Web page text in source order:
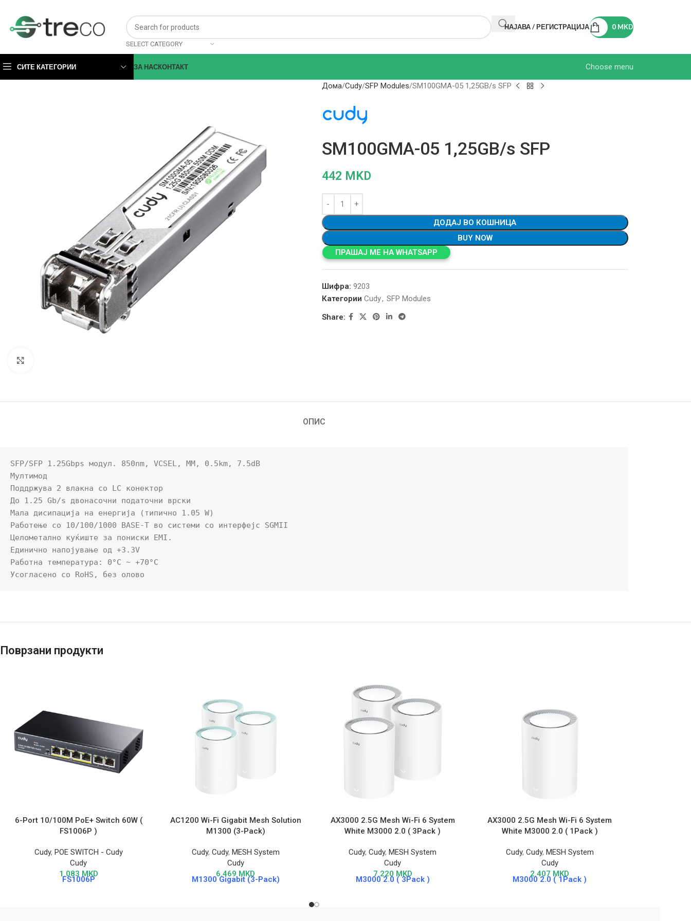
SELECT CATEGORY
НАЈАВА / РЕГИСТРАЦИЈА 0 MKD
СИТЕ КАТЕГОРИИ ЗА НАСКОНТАКТ Choose menu
Дома Cudy SFP Modules SM100GMA-05 1,25GB/s SFP
SM100GMA-05 1,25GB/s SFP
442 MKD
ДОДАЈ ВО КОШНИЦА
BUY NOW
ПРАШАЈ МЕ НА WHATSAPP
Шифра: 9203
Категории Cudy, SFP Modules
Share:
ОПИС
SFP/SFP 1.25Gbps модул. 850nm, VCSEL, MM, 0.5km, 7.5dB
Мултимод
Поддржува 2 влакна со LC конектор
До 1.25 Gb/s двонасочни податочни врски
Мала дисипација на енергија (типично 1.05 W)
Работење со 10/100/1000 BASE-T во системи со интерфејс SGMII
Целометално куќиште за пониски EMI.
Единично напојување од +3.3V
Работна температура: 0°C ~ +70°C
Усогласено со RoHS, без олово
Поврзани продукти
6-Port 10/100M PoE+ Switch 60W (
FS1006P )
Cudy, POE SWITCH - Cudy
Cudy
1.083 MKD
FS1006P
AC1200 Wi-Fi Gigabit Mesh Solution
M1300 (3-Pack)
Cudy, Cudy, MESH System
Cudy
6.469 MKD
M1300 Gigabit (3-Pack)
AX3000 2.5G Mesh Wi-Fi 6 System
White M3000 2.0 ( 3Pack )
Cudy,Cudy, MESH System
Cudy
7.220 MKD
M3000 2.0 ( 3Pack )
AX3000 2.5G Mesh Wi-Fi 6 System
White M3000 2.0 ( 1Pack )
Cudy, Cudy, MESH System
Cudy
2.407 MKD
M3000 2.0 ( 1Pack )